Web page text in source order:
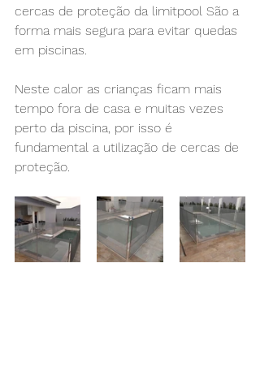
cercas de proteção da limitpool São a
forma mais segura para evitar quedas
em piscinas.
Neste calor as crianças ficam mais
tempo fora de casa e muitas vezes
perto da piscina, por isso é
fundamental a utilização de cercas de
proteção.